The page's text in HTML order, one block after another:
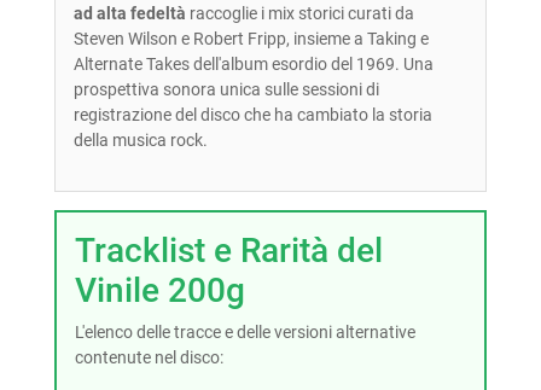
ad alta fedeltà raccoglie i mix storici curati da
Steven Wilson e Robert Fripp, insieme a Taking e
Alternate Takes dell'album esordio del 1969. Una
prospettiva sonora unica sulle sessioni di
registrazione del disco che ha cambiato la storia
della musica rock.
Tracklist e Rarità del
Vinile 200g
L'elenco delle tracce e delle versioni alternative
contenute nel disco: